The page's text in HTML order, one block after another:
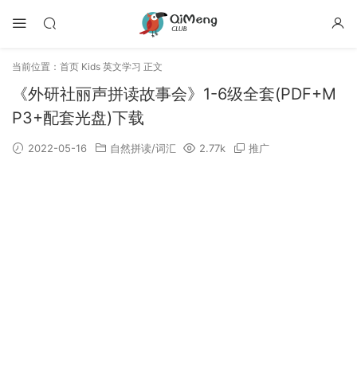
当前位置： 首页 Kids 英文学习 正文
《外研社丽声拼读故事会》1-6级全套(PDF+M
P3+配套光盘)下载
2022-05-16 自然拼读/词汇 2.77k 推广